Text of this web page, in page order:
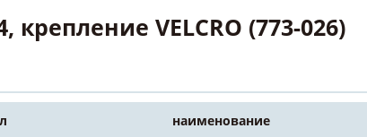
VELCRO (773-026)
наименование